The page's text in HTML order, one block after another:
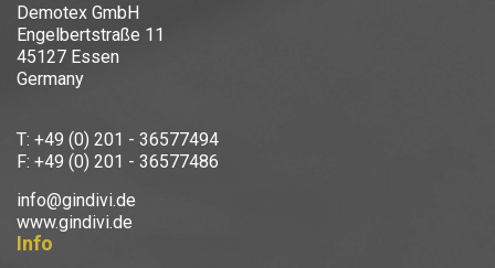
Demotex GmbH
Engelbertstraße 11
45127 Essen
Germany
T: +49 (0) 201 - 36577494
F: +49 (0) 201 - 36577486
info@gindivi.de
www.gindivi.de
Info